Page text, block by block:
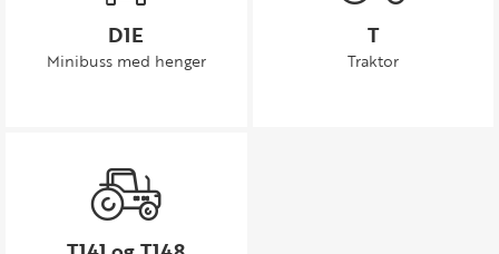
D1E
Minibuss med henger
T
Traktor